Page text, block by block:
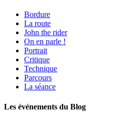
Bordure
La route
John the rider
On en parle !
Portrait
Critique
Technique
Parcours
La séance
Les événements du Blog